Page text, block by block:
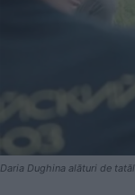
Daria Dughina alături de